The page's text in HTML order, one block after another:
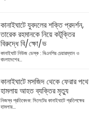
কানাইঘাটে যুবদলের শক্তি প্রদর্শন,
তারেক রহমানকে নিয়ে কটূক্তির
বিরুদ্ধে বি/ক্ষো/ভ
কানাইঘাট নিউজ ডেস্ক : বিএনপির চেয়ারম্যান ও
বাংলাদেশের...
কানাইঘাটে মসজিদ থেকে ফেরার পথে
হামলায় আহত ব্যক্তির মৃত্যু
নিজস্ব প্রতিবেদক: সিলেটের কানাইঘাটে প্রতিপক্ষের
হামলায়...